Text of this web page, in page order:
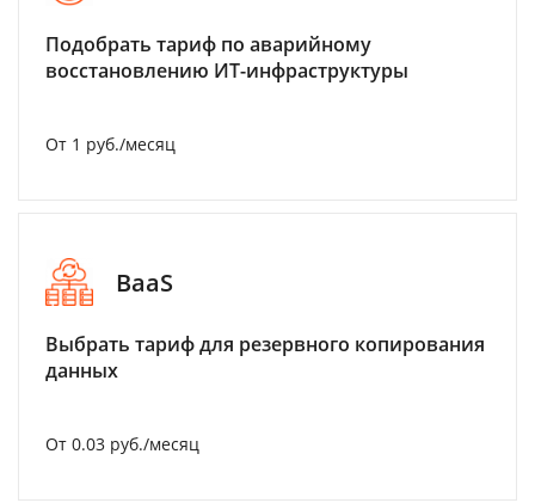
Подобрать тариф по аварийному
восстановлению ИТ-инфраструктуры
От 1 руб./месяц
BaaS
Выбрать тариф для резервного копирования
данных
От 0.03 руб./месяц